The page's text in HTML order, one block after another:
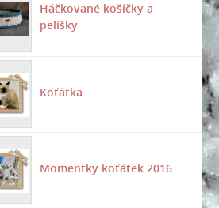
Háčkované košíčky a
pelíšky
Koťátka
Momentky koťátek 2016